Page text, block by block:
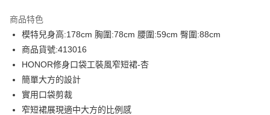
Apple Pay
街口支付
悠遊付
Google Pay
商品特色
模特兒身高:178cm 胸圍:78cm 腰圍:59cm 臀圍:88cm
商品貨號:413016
HONOR修身口袋工裝風窄短裙-杏
簡單大方的設計
實用口袋剪裁
窄短裙展現適中大方的比例感